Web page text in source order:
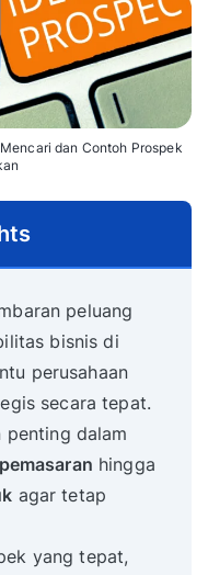
dan Contoh Prospek
peluang
bisnis di
perusahaan
secara tepat.
penting dalam
hingga
agar tetap
yang tepat,